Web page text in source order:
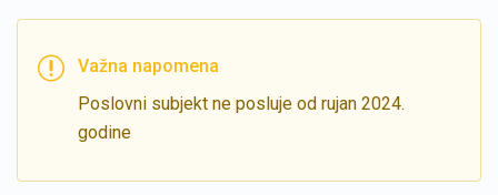
Važna napomena
Poslovni subjekt ne posluje od rujan 2024.
godine